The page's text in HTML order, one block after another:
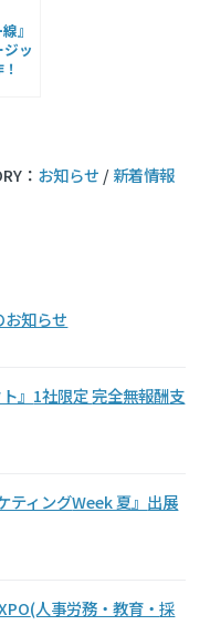
』
ジッ
： お知らせ /新着情報
お知らせ
』 1社限定完全無報酬支
ティングWeek 夏』 出展
(人事労務・教育・採